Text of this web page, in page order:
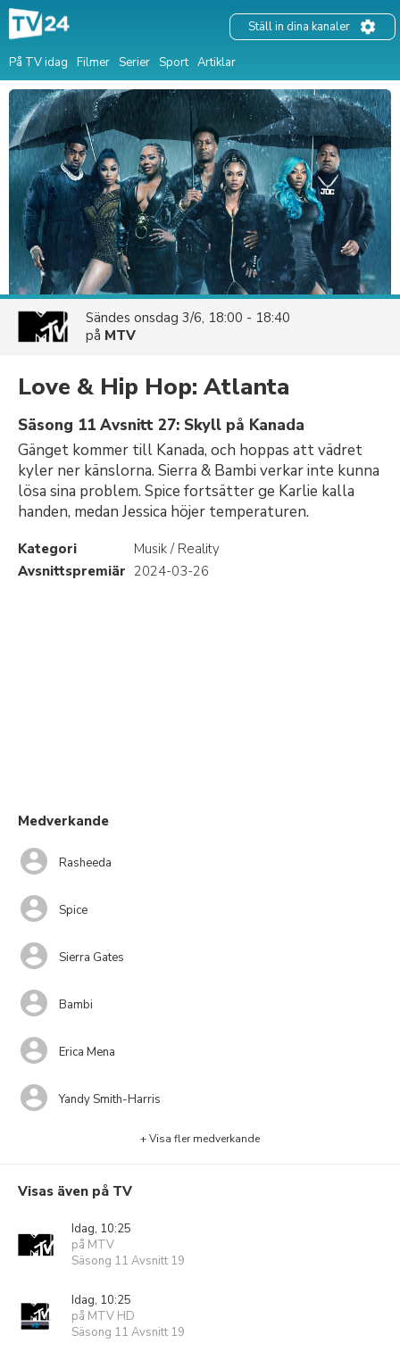
På TV idag Filmer Serier Sport Artiklar
Ställ in dina kanaler
Sändes onsdag 3/6, 18:00 - 18:40
på MTV
Love & Hip Hop: Atlanta
Säsong 11 Avsnitt 27: Skyll på Kanada
Gänget kommer till Kanada, och hoppas att vädret
kyler ner känslorna. Sierra & Bambi verkar inte kunna
lösa sina problem. Spice fortsätter ge Karlie kalla
handen, medan Jessica höjer temperaturen.
Kategori
Musik / Reality
Avsnittspremiär 2024-03-26
Medverkande
Rasheeda
Spice
Sierra Gates
Bambi
Erica Mena
Yandy Smith-Harris
+ Visa fler medverkande
Visas även på TV
Idag, 10:25
på MTV
Säsong 11 Avsnitt 19
Idag, 10:25
på MTV HD
Säsong 11 Avsnitt 19